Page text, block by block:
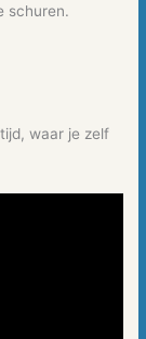
schuren.
waar je zelf